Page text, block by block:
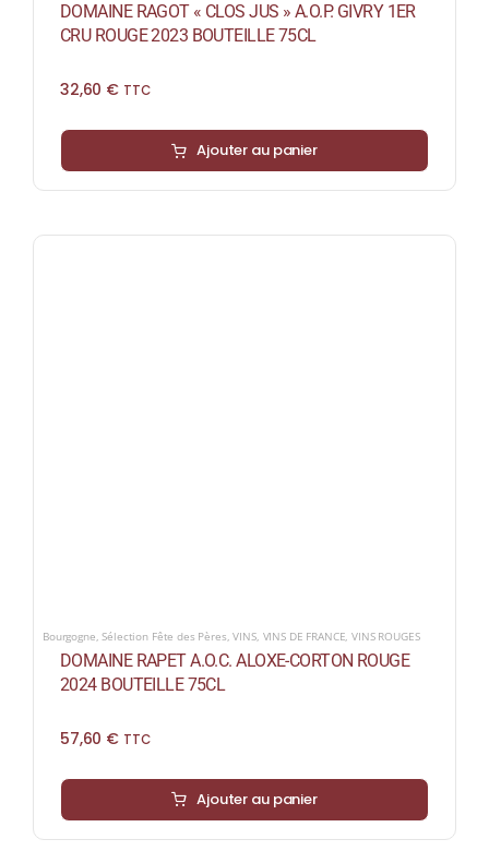
DOMAINE RAGOT « CLOS JUS » A.O.P. GIVRY 1ER
CRU ROUGE 2023 BOUTEILLE 75CL
32,60 € TTC
Ajouter au panier
Bourgogne,Sélection Fête des Pères,VINS, VINS DE FRANCE,VINS ROUGES
DOMAINE RAPET A.O.C. ALOXE-CORTON ROUGE
2024 BOUTEILLE 75CL
57,60 € TTC
Ajouter au panier